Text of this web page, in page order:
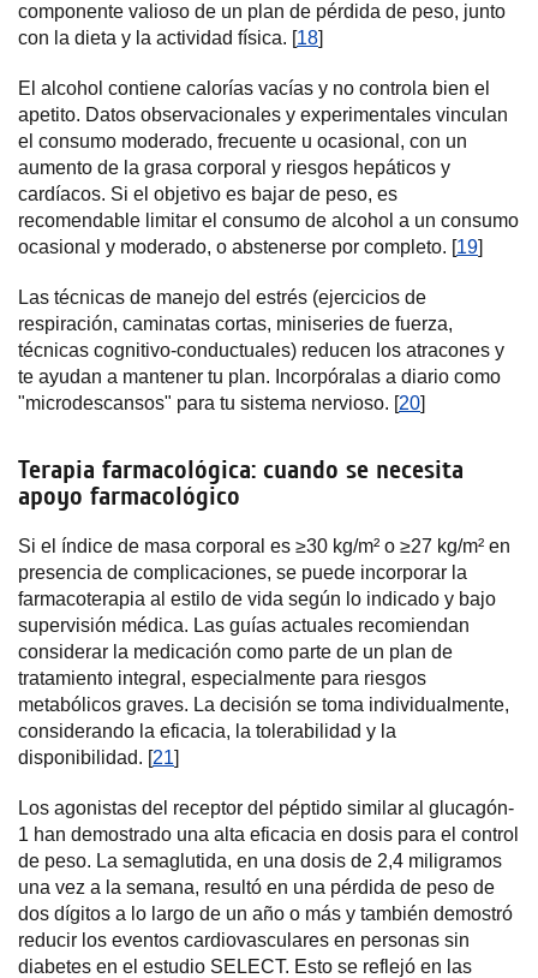
componente valioso de un plan de pérdida de peso, junto
con la dieta y la actividad física. [18]
El alcohol contiene calorías vacías y no controla bien el
apetito. Datos observacionales y experimentales vinculan
el consumo moderado, frecuente u ocasional, con un
aumento de la grasa corporal y riesgos hepáticos y
cardíacos. Si el objetivo es bajar de peso, es
recomendable limitar el consumo de alcohol a un consumo
ocasional y moderado, o abstenerse por completo. [19]
Las técnicas de manejo del estrés (ejercicios de
respiración, caminatas cortas, miniseries de fuerza,
técnicas cognitivo-conductuales) reducen los atracones y
te ayudan a mantener tu plan. Incorpóralas a diario como
"microdescansos" para tu sistema nervioso. [20]
Terapia farmacológica: cuando se necesita
apoyo farmacológico
Si el índice de masa corporal es ≥30 kg/m² o ≥27 kg/m² en
presencia de complicaciones, se puede incorporar la
farmacoterapia al estilo de vida según lo indicado y bajo
supervisión médica. Las guías actuales recomiendan
considerar la medicación como parte de un plan de
tratamiento integral, especialmente para riesgos
metabólicos graves. La decisión se toma individualmente,
considerando la eficacia, la tolerabilidad y la
disponibilidad. [21]
Los agonistas del receptor del péptido similar al glucagón-
1 han demostrado una alta eficacia en dosis para el control
de peso. La semaglutida, en una dosis de 2,4 miligramos
una vez a la semana, resultó en una pérdida de peso de
dos dígitos a lo largo de un año o más y también demostró
reducir los eventos cardiovasculares en personas sin
diabetes en el estudio SELECT. Esto se reflejó en las